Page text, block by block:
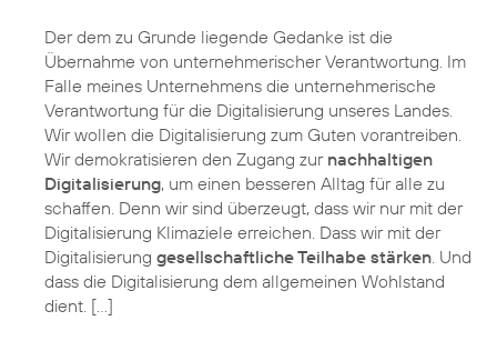
Der dem zu Grunde liegende Gedanke ist die
Übernahme von unternehmerischer Verantwortung. Im
Falle meines Unternehmens die unternehmerische
Verantwortung für die Digitalisierung unseres Landes.
Wir wollen die Digitalisierung zum Guten vorantreiben.
Wir demokratisieren den Zugang zur nachhaltigen
Digitalisierung, um einen besseren Alltag für alle zu
schaffen. Denn wir sind überzeugt, dass wir nur mit der
Digitalisierung Klimaziele erreichen. Dass wir mit der
Digitalisierung gesellschaftliche Teilhabe stärken . Und
dass die Digitalisierung dem allgemeinen Wohlstand
dient. […]